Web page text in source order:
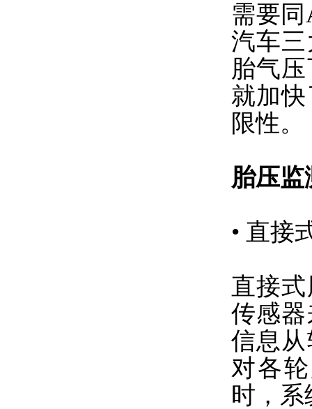
需要
汽车
胎气
就加
限性。
胎压
• 直接
直接
传感
信息
对各
时，系